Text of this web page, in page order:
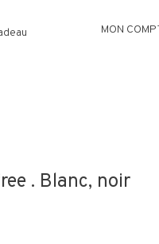
MON
. Blanc, noir